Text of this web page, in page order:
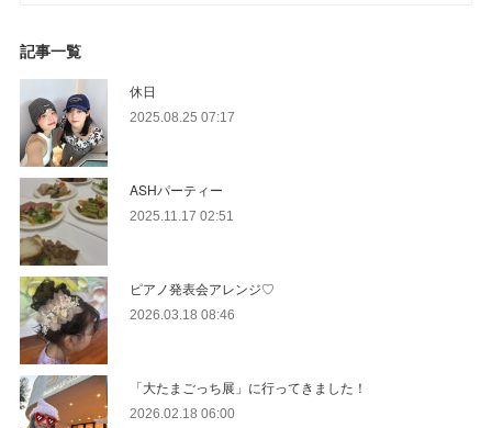
記事一覧
休日
2025.08.25 07:17
ASHパーティー
2025.11.17 02:51
ピアノ発表会アレンジ♡
2026.03.18 08:46
「大たまごっち展」に行ってきました！
2026.02.18 06:00